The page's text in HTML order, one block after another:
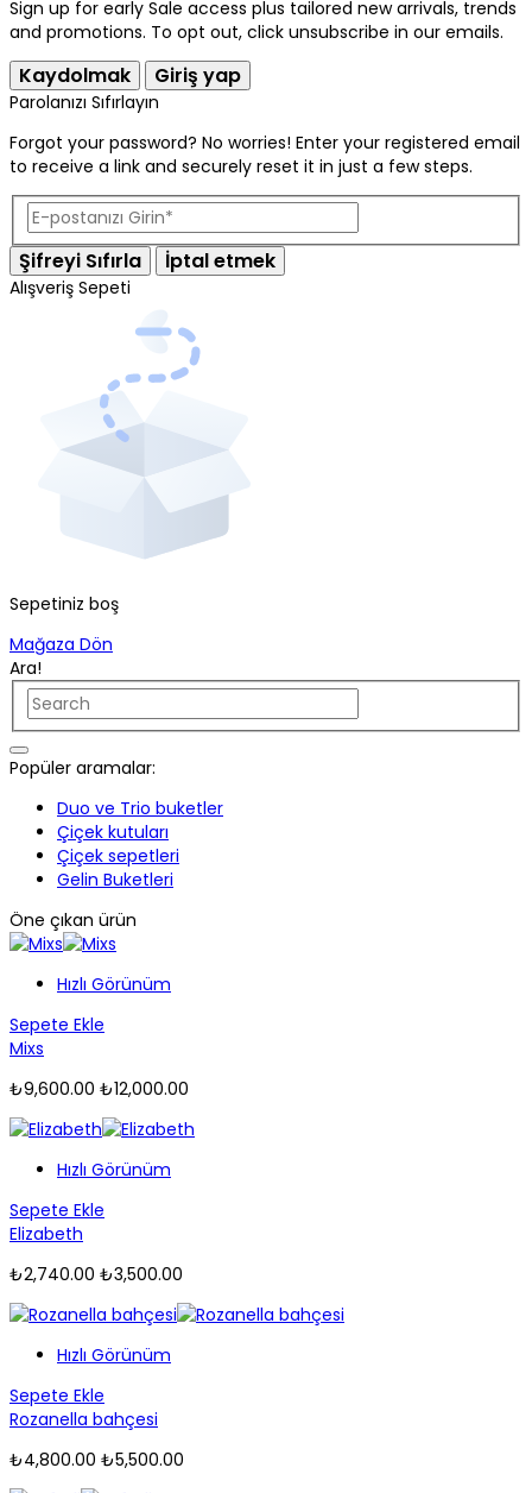
Sign up for early Sale access plus tailored new arrivals, trends
and promotions. To opt out, click unsubscribe in our emails.
Kaydolmak Giriş yap
Parolanızı Sıfırlayın
Forgot your password? No worries! Enter your registered email
to receive a link and securely reset it in just a few steps.
Şifreyi Sıfırla İptal etmek
Alışveriş Sepeti
Sepetiniz boş
Mağaza Dön
Ara!
Popüler aramalar:
Duo ve Trio buketler
Çiçek kutuları
Çiçek sepetleri
Gelin Buketleri
Öne çıkan ürün
Hızlı Görünüm
Sepete Ekle
Mixs
₺9,600.00 ₺12,000.00
Hızlı Görünüm
Sepete Ekle
Elizabeth
₺2,740.00 ₺3,500.00
Hızlı Görünüm
Sepete Ekle
Rozanella bahçesi
₺4,800.00 ₺5,500.00